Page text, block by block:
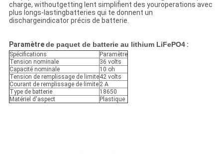
charge, withoutgetting lent simplifient des youroperations avec
plus longs-lastingbatteries qui te donnent un
dischargeindicator précis de batterie.
Paramètrede paquet de batterie au lithium LiFePO4:
Spécifications
Paramètre
Tension nominale
36 volts
Capacité nominale
10 oh
Tension de remplissage de limite42 volts
Courant de remplissage de limite 2 A
Type de batterie
18650
Matériel d'aspect
Plastique